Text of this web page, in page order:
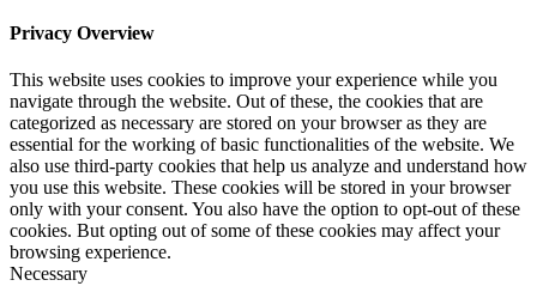
Privacy Overview
This website uses cookies to improve your experience while you
navigate through the website. Out of these, the cookies that are
categorized as necessary are stored on your browser as they are
essential for the working of basic functionalities of the website. We
also use third-party cookies that help us analyze and understand how
you use this website. These cookies will be stored in your browser
only with your consent. You also have the option to opt-out of these
cookies. But opting out of some of these cookies may affect your
browsing experience.
Necessary